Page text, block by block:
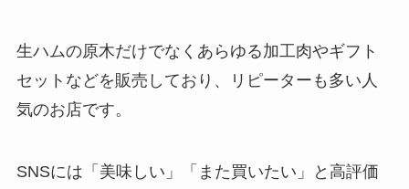
買ってはいけない高級時計のブランドは？
後悔したメーカーの特徴や失敗した人の口
生ハムの原木だけでなくあらゆる加工肉やギフト
セットなどを販売しており、リピーターも多い人
気のお店です。
SNSには「美味しい」「また買いたい」と高評価